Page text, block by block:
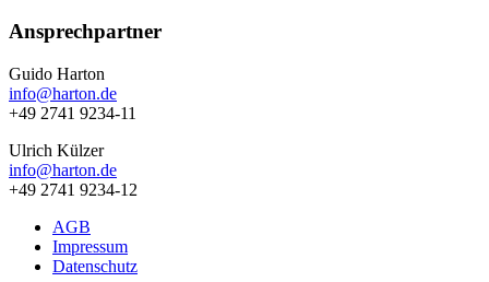
Seitenspalte
Ansprechpartner
Guido Harton
info@harton.de
+49 2741 9234-11
Ulrich Külzer
info@harton.de
+49 2741 9234-12
AGB
Impressum
Datenschutz